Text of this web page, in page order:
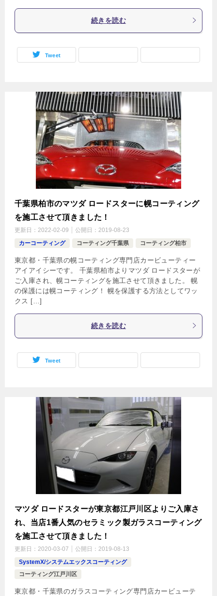
続きを読む
Tweet
千葉県柏市のマツダ ロードスターに幌コーティング
を施工させて頂きました！
更新日： 2022-02-09 公開日： 2019-08-23
カーコーティング
コーティング千葉県 コーティング柏市
東京都・千葉県の幌コーティング専門店カービューティー
アイアイシーです。 千葉県柏市よりマツダ ロードスターが
ご入庫され、幌コーティングを施工させて頂きました。 幌
の保護には幌コーティング！ 幌を保護する方法としてワッ
クス […]
続きを読む
Tweet
マツダ ロードスターが東京都江戸川区よりご入庫さ
れ、当店1番人気のセラミック製ガラスコーティング
を施工させて頂きました！
更新日： 2020-03-07 公開日： 2019-08-13
SystemX/システムエックスコーティング
コーティング江戸川区
東京都・千葉県のガラスコーティング専門店カービューテ